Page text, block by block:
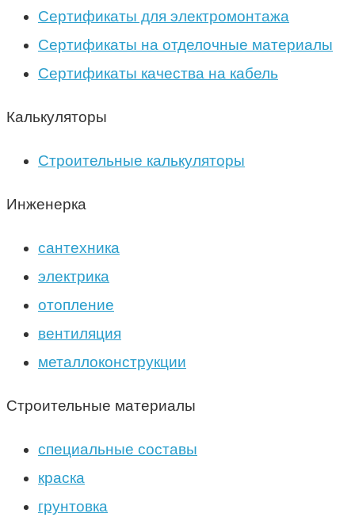
Сертификаты для электромонтажа
Сертификаты на отделочные материалы
Сертификаты качества на кабель
Калькуляторы
Строительные калькуляторы
Инженерка
сантехника
электрика
отопление
вентиляция
металлоконструкции
Строительные материалы
специальные составы
краска
грунтовка